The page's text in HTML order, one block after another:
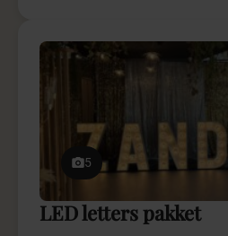
5
LED letters pakket